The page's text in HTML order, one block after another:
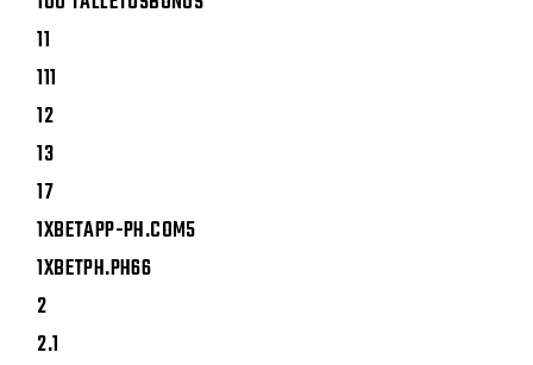
11
111
12
13
17
1XBETAPP-PH.COM5
1XBETPH.PH66
2
2.1